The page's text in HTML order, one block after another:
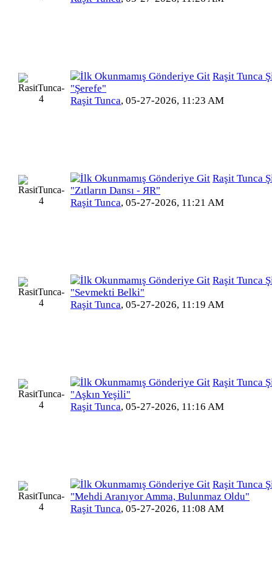
Raşit Tunca
"Şerefe"
Raşit Tunca, 05-27-2026, 11:23 AM
Raşit Tunca
"Zıtların Dansı - ЯR"
Raşit Tunca, 05-27-2026, 11:21 AM
Raşit Tunca
"Sevmekti Belki"
Raşit Tunca, 05-27-2026, 11:19 AM
Raşit Tunca
"Aşkın Yeşili"
Raşit Tunca, 05-27-2026, 11:16 AM
Raşit Tunca
"Mehdi Aranıyor Amma, Bulunmaz Oldu"
Raşit Tunca, 05-27-2026, 11:08 AM